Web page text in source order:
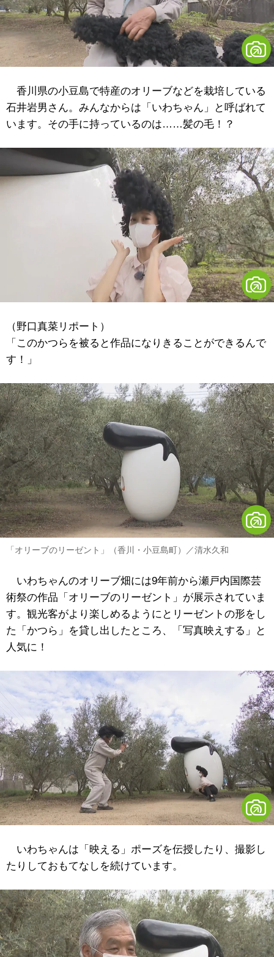
香川県の小豆島で特産のオリーブなどを栽培している
石井岩男さん。みんなからは「いわちゃん」と呼ばれて
います。その手に持っているのは……髪の毛！？
（野口真菜リポート）
「このかつらを被ると作品になりきることができるんで
す！」
「オリーブのリーゼント」（香川・小豆島町）／清水久和
いわちゃんのオリーブ畑には9年前から瀬戸内国際芸
術祭の作品「オリーブのリーゼント」が展示されていま
す。観光客がより楽しめるようにとリーゼントの形をし
た「かつら」を貸し出したところ、「写真映えする」と
人気に！
いわちゃんは「映える」ポーズを伝授したり、撮影し
たりしておもてなしを続けています。